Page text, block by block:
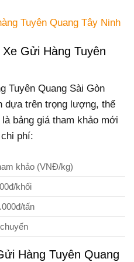
Tuyên Quang Tây Ninh
Gửi Hàng Tuyên
Tuyên Quang Sài Gòn
dựa trên trọng lượng, thể
bảng giá tham khảo mới
phí:
khảo (VNĐ/kg)
khối
tấn
Hàng Tuyên Quang